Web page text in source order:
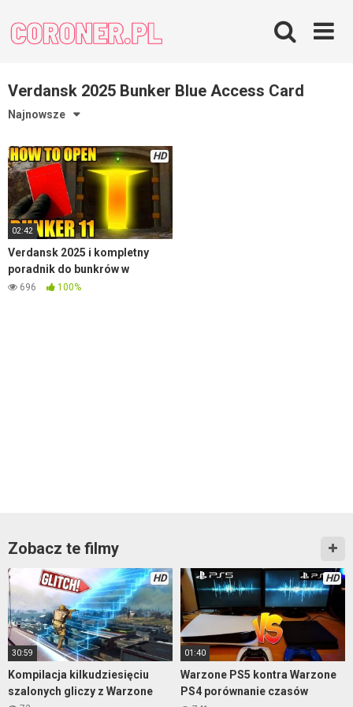
content
Verdansk 2025 Bunker Blue Access Card
Najnowsze
HD
02:42
Verdansk 2025 i kompletny
poradnik do bunkrów w
Warzone
696 100%
Zobacz te filmy
HD
30:59
Kompilacja kilkudziesięciu
szalonych gliczy z Warzone
HD
01:40
Warzone PS5 kontra Warzone
PS4 porównanie czasów